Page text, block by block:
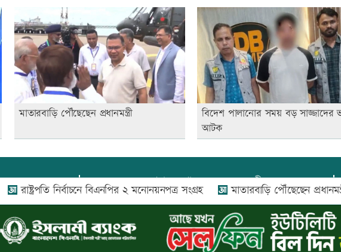
মাতারবাড়ি পৌঁছেছেন প্রধানমন্ত্রী
বিদেশ পালানোর সময় বড় সাজ্জাদের
আটক
প্রধান সম্পাদক:আফজাল বারী
প্রোমিতা আফরিন কর্তৃক সম্পাদিত ও প্রকাশিত
সি-৫০১, ৬ষ্ঠতলা, আল রাজী কমপ্লেক্স, ১৬৬-১৬৭
শহীদ সৈয়দ নজরুল ইসলাম সরণি, পুরানা পল্টন, ঢাকা-১০০০
রাষ্ট্রপতি নির্বাচনে বিএনপির ২ মনোনয়নপত্র সংগ্রহ মাতারবাড়ি পৌঁছেছেন প্রধানমন্ত্রী